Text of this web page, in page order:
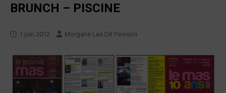
BRUNCH – PISCINE
1 juin 2012 Morgane Las Dit Peisson